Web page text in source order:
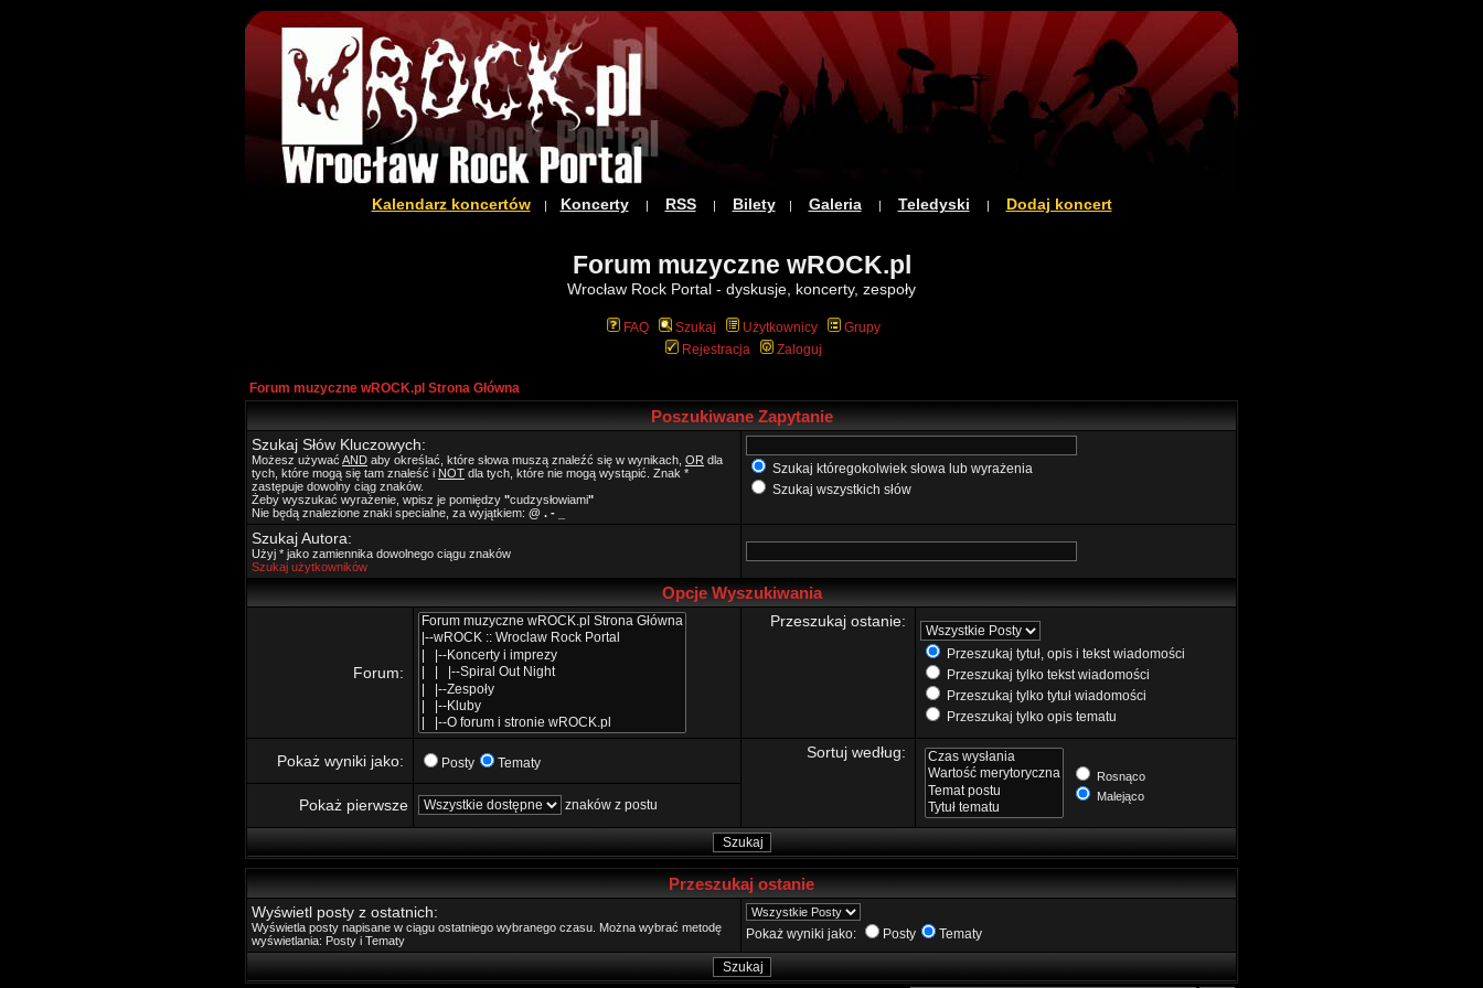
Kalendarz koncertów| Koncerty| RSS| Bilety| Galeria| Teledyski | Dodaj koncert
Forum muzyczne wROCK.pl
Wrocław Rock Portal - dyskusje, koncerty, zespoły
FAQ Szukaj Użytkownicy
Grupy
Rejestracja
Zaloguj
Forum muzyczne wROCK.pl Strona Główna
Poszukiwane Zapytanie
Szukaj Słów Kluczowych:
Możesz używać AND aby określać, które słowa muszą znaleźć się w wynikach, OR dla
tych, które mogą się tam znaleść i NOT dla tych, które nie mogą wystąpić. Znak *
zastępuje dowolny ciąg znaków.
Żeby wyszukać wyrażenie, wpisz je pomiędzy "cudzysłowiami"
Nie będą znalezione znaki specialne, za wyjątkiem: @ . - _
Szukaj któregokolwiek słowa lub wyrażenia
Szukaj wszystkich słów
Szukaj Autora:
Użyj * jako zamiennika dowolnego ciągu znaków
Szukaj użytkowników
Opcje Wyszukiwania
Forum:
Przeszukaj ostanie:
Przeszukaj tytuł, opis i tekst wiadomości
Przeszukaj tylko tekst wiadomości
Przeszukaj tylko tytuł wiadomości
Przeszukaj tylko opis tematu
Pokaż wyniki jako: Posty Tematy
Sortuj według:
Rosnąco
Malejąco
Pokaż pierwsze znaków z postu
Przeszukaj ostanie
Wyświetl posty z ostatnich:
Wyświetla posty napisane w ciągu ostatniego wybranego czasu. Można wybrać metodę
wyświetlania: Posty i Tematy
Pokaż wyniki jako: Posty Tematy